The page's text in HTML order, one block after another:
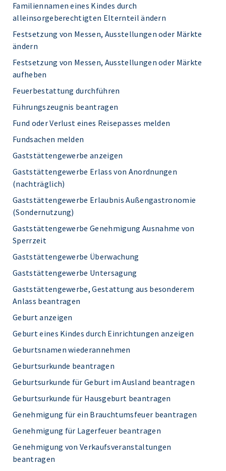
Familiennamen eines Kindes durch
alleinsorgeberechtigten Elternteil ändern
Festsetzung von Messen, Ausstellungen oder Märkte
ändern
Festsetzung von Messen, Ausstellungen oder Märkte
aufheben
Feuerbestattung durchführen
Führungszeugnis beantragen
Fund oder Verlust eines Reisepasses melden
Fundsachen melden
Gaststättengewerbe anzeigen
Gaststättengewerbe Erlass von Anordnungen
(nachträglich)
Gaststättengewerbe Erlaubnis Außengastronomie
(Sondernutzung)
Gaststättengewerbe Genehmigung Ausnahme von
Sperrzeit
Gaststättengewerbe Überwachung
Gaststättengewerbe Untersagung
Gaststättengewerbe, Gestattung aus besonderem
Anlass beantragen
Geburt anzeigen
Geburt eines Kindes durch Einrichtungen anzeigen
Geburtsnamen wiederannehmen
Geburtsurkunde beantragen
Geburtsurkunde für Geburt im Ausland beantragen
Geburtsurkunde für Hausgeburt beantragen
Genehmigung für ein Brauchtumsfeuer beantragen
Genehmigung für Lagerfeuer beantragen
Genehmigung von Verkaufsveranstaltungen
beantragen